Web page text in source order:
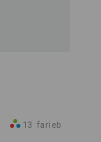
13 farieb